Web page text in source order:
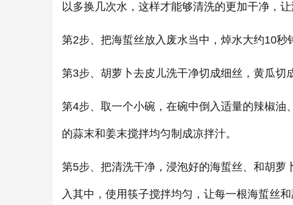
以多换几次水，这样才能够清洗的更加干净，让
第2步、把海蜇丝放入废水当中，焯水大约10秒
第3步、胡萝卜去皮儿洗干净切成细丝，黄瓜切
第4步、取一个小碗，在碗中倒入适量的辣椒
的蒜末和姜末搅拌均匀制成凉拌汁。
第5步、把清洗干净，浸泡好的海蜇丝、和胡萝
入其中，使用筷子搅拌均匀，让每一根海蜇丝和